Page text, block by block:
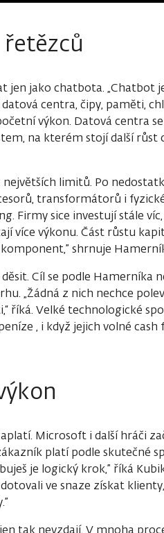
jen jako chatbota. „Chatbot
centra, čipy, paměti,
výkon. Datová centra
na kterém stojí další růst
limitů. Po
transformátorů i
Firmy sice investují stále
více výkonu. Část růstu
shrnuje
Cíl se podle Hamerníka
„Žádná z nich nechce
říká. Velké technologické
, i když jejich volné cash
Microsoft i další hráči
platí podle skutečné
je logický krok,” říká
ve snaze získat
tak nevzdají. V mnoha